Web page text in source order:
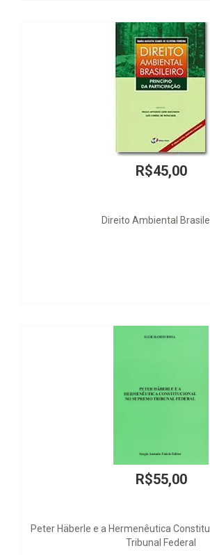
Direito Ambiental Brasileiro
e a Hermenêutica Constitucional no Supremo